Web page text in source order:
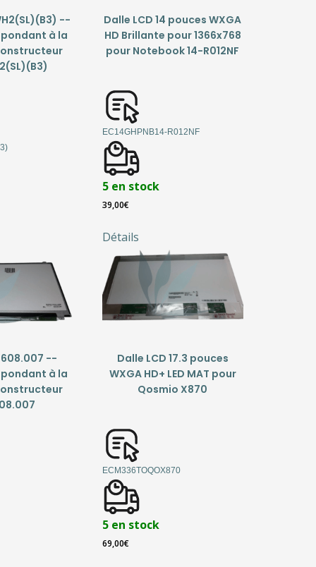
--
à la
Détails
Dalle LCD 14 pouces WXGA
HD Brillante pour 1366x768
pour Notebook 14-R012NF
EC14GHPNB14-R012NF
5 en stock
39,00€
--
à la
Dalle LCD 17.3 pouces
WXGA HD+ LED MAT pour
Qosmio X870
ECM336TOQOX870
5 en stock
69,00€